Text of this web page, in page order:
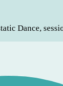
Dance,